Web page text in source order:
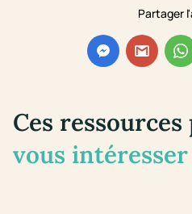
Partager
Ces
vous intéresser